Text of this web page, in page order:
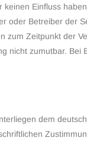
Einfluss
oder Betreiber der
Zeitpunkt der
nicht zumutbar.
dem